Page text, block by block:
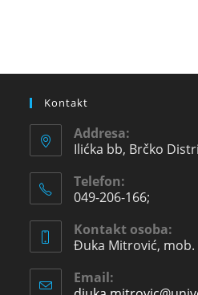
Kontakt
Addresa:
Ilićka bb, Brčko
Telefon:
049-206-166;
Kontakt osoba:
Đuka Mitrović, mob.
Email: